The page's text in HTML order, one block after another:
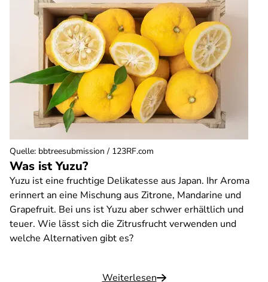
Was ist Yuzu?
Yuzu ist eine fruchtige Delikatesse aus Japan. Ihr Aroma
erinnert an eine Mischung aus Zitrone, Mandarine und
Grapefruit. Bei uns ist Yuzu aber schwer erhältlich und
teuer. Wie lässt sich die Zitrusfrucht verwenden und
welche Alternativen gibt es?
Weiterlesen
Quelle: bbtreesubmission / 123RF.com